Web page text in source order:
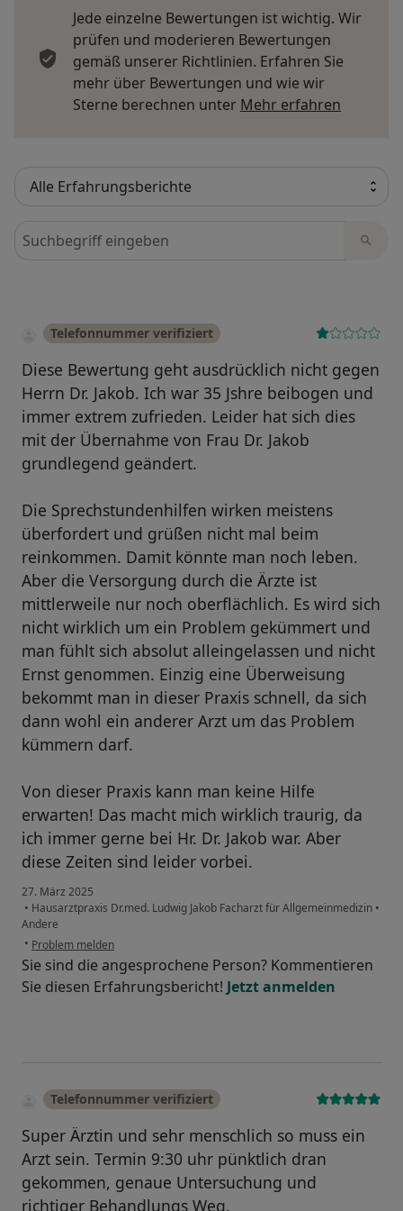
Jede einzelne Bewertungen ist wichtig. Wir
prüfen und moderieren Bewertungen
gemäß unserer Richtlinien. Erfahren Sie
mehr über Bewertungen und wie wir
Sterne berechnen unter Mehr erfahren
Bewertungen durchsuchen
Telefonnummer verifiziert
Diese Bewertung geht ausdrücklich nicht gegen
Herrn Dr. Jakob. Ich war 35 Jshre beibogen und
immer extrem zufrieden. Leider hat sich dies
mit der Übernahme von Frau Dr. Jakob
grundlegend geändert.
Die Sprechstundenhilfen wirken meistens
überfordert und grüßen nicht mal beim
reinkommen. Damit könnte man noch leben.
Aber die Versorgung durch die Ärzte ist
mittlerweile nur noch oberflächlich. Es wird sich
nicht wirklich um ein Problem gekümmert und
man fühlt sich absolut alleingelassen und nicht
Ernst genommen. Einzig eine Überweisung
bekommt man in dieser Praxis schnell, da sich
dann wohl ein anderer Arzt um das Problem
kümmern darf.
Von dieser Praxis kann man keine Hilfe
erwarten! Das macht mich wirklich traurig, da
ich immer gerne bei Hr. Dr. Jakob war. Aber
diese Zeiten sind leider vorbei.
27. März 2025
• Hausarztpraxis Dr.med. Ludwig Jakob Facharzt für Allgemeinmedizin •
Andere
• Problem melden
Sie sind die angesprochene Person? Kommentieren
Sie diesen Erfahrungsbericht! Jetzt anmelden
Telefonnummer verifiziert
Super Ärztin und sehr menschlich so muss ein
Arzt sein. Termin 9:30 uhr pünktlich dran
gekommen, genaue Untersuchung und
richtiger Behandlungs Weg.